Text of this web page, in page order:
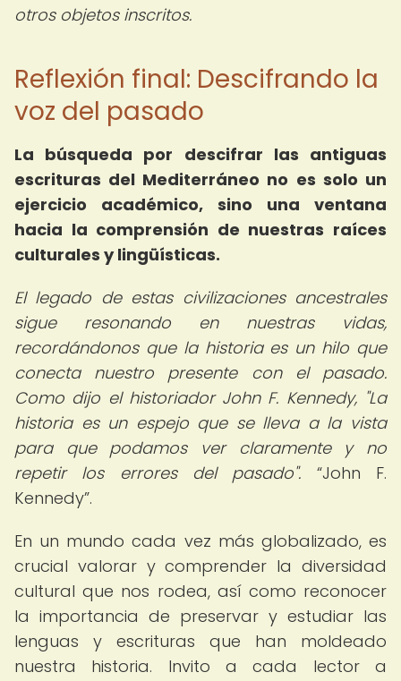
otros objetos inscritos.
Reflexión final: Descifrando la
voz del pasado
La búsqueda por descifrar las antiguas
escrituras del Mediterráneo no es solo un
ejercicio académico, sino una ventana
hacia la comprensión de nuestras raíces
culturales y lingüísticas.
El legado de estas civilizaciones ancestrales
sigue resonando en nuestras vidas,
recordándonos que la historia es un hilo que
conecta nuestro presente con el pasado.
Como dijo el historiador John F. Kennedy, "La
historia es un espejo que se lleva a la vista
para que podamos ver claramente y no
repetir los errores del pasado".
John F.
Kennedy .
En un mundo cada vez más globalizado, es
crucial valorar y comprender la diversidad
cultural que nos rodea, así como reconocer
la importancia de preservar y estudiar las
lenguas y escrituras que han moldeado
nuestra historia. Invito a cada lector a